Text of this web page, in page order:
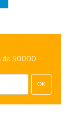
de 50000
OK